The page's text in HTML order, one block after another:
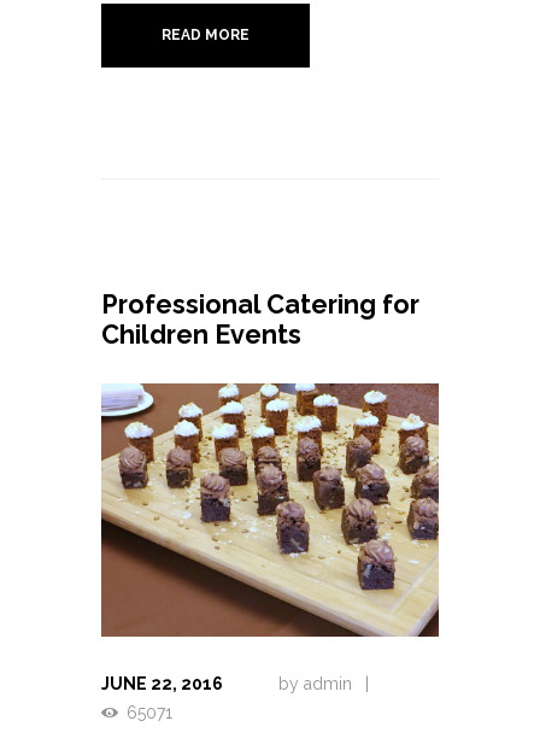
READ MORE
Professional Catering for
Children Events
JUNE 22, 2016 by admin
65071